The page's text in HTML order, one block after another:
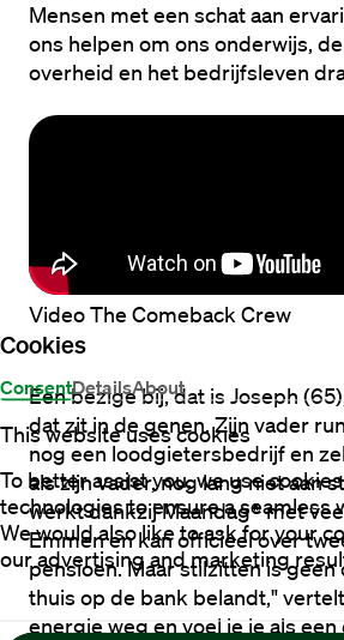
Cookies
ConsentDetailsAbout
This website uses cookies
To better assist you, we use
technologies to ensure a seamless
We would also like to ask for your
our advertising and marketing
Mensen met een schat aan
ons helpen om ons onderwijs,
overheid en het bedrijfsleven
Video The Comeback Crew
Een bezige bij, dat is Joseph
dat zit in de genen. Zijn vader
nog een loodgietersbedrijf en
als zijn vader, nog lang niet aan
werkt dankzij Maandag® met
Emmen en kan officieel over
pensioen. Maar stilzitten is geen
thuis op de bank belandt,"
energie weg en voel je je als